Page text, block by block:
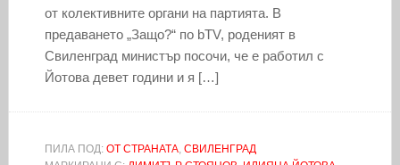
от колективните органи на партията. В
предаването „Защо?“ по bTV, роденият в
Свиленград министър посочи, че е работил с
Йотова девет години и я […]
ПИЛА ПОД: ОТ СТРАНАТА, СВИЛЕНГРАД